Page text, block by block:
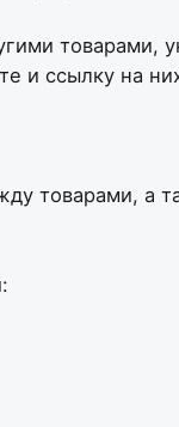
товарами,
и ссылку на
товарами, а